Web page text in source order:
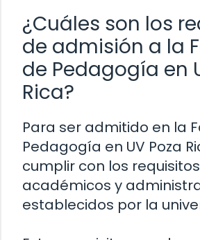
¿Cuáles son los
de admisión a la
de Pedagogía en
Rica?
Para ser admitido en la
Pedagogía en UV Poza
cumplir con los requisitos
académicos y
establecidos por la